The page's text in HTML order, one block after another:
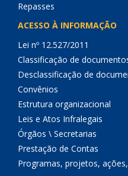
Repasses
ACESSO À INFORMAÇÃO
Lei nº 12.527/2011
Classificação de
Desclassificação de
Convênios
Estrutura organizacional
Leis e Atos Infralegais
Órgãos \ Secretarias
Prestação de Contas
Programas, projetos,